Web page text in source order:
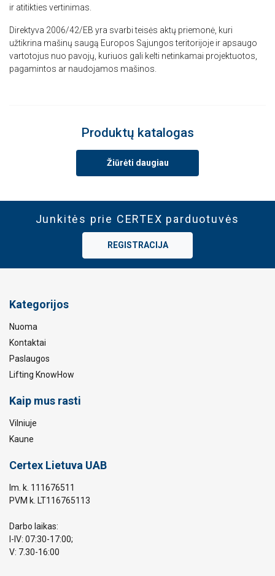
ir atitikties vertinimas.
Direktyva 2006/42/EB yra svarbi teisės aktų priemonė, kuri
užtikrina mašinų saugą Europos Sąjungos teritorijoje ir apsaugo
vartotojus nuo pavojų, kuriuos gali kelti netinkamai projektuotos,
pagamintos ar naudojamos mašinos.
Produktų katalogas
Žiūrėti daugiau
Junkitės prie CERTEX parduotuvės
REGISTRACIJA
Kategorijos
Nuoma
Kontaktai
Paslaugos
Lifting KnowHow
Kaip mus rasti
Vilniuje
Kaune
Certex Lietuva UAB
Im. k. 111676511
PVM k. LT116765113
Darbo laikas:
I-IV: 07:30-17:00;
V: 7.30-16:00
PARODYTI DETALIAU